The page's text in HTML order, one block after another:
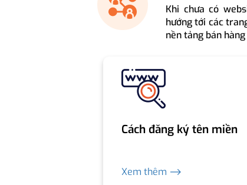
Khi chưa có
hướng tới các
nền tảng bán hàng
Cách đăng ký tên miền
Xem thêm ⟶